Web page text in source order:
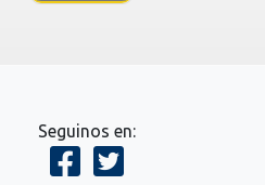
Seguinos en: